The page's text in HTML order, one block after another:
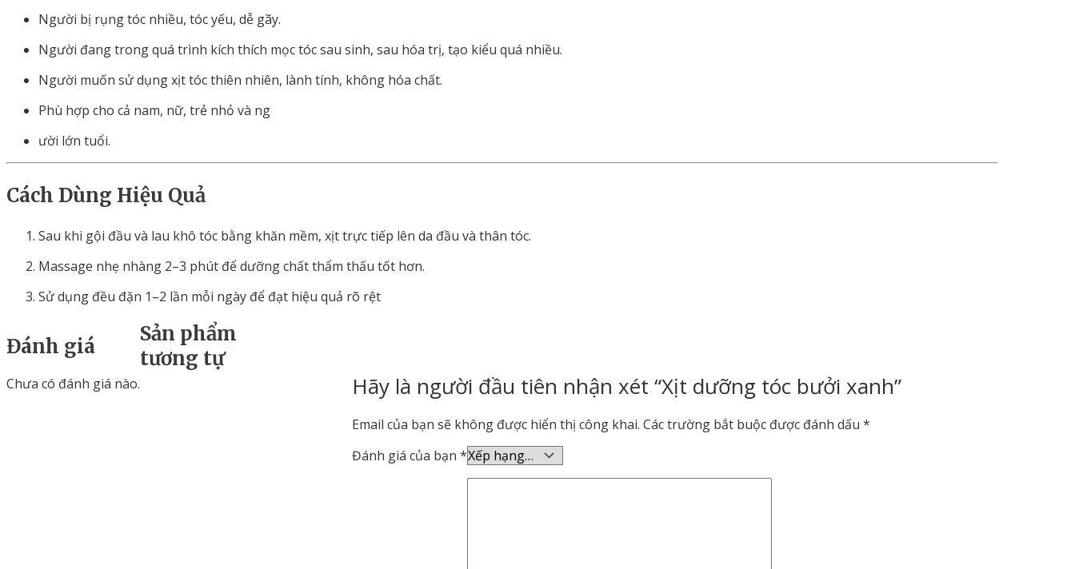
Người bị rụngtóc nhiều, tócyếu, dễ gãy.
Người đangtrongquá trình kích thích mọctócsau sinh, sau hóa trị, tạo kiểu quá nhiều.
Người muốn sửdụngxịttócthiên nhiên, lành tính, không hóa chất.
Phù hợp cho cả nam, nữ, trẻ nhỏ và ng
ười lớn tuổi.
Cách Dùng Hiệu Quả
Sau khi gội đầu và lau khô tóc bằng khăn mềm, xịttrựctiếp lên da đầu và thân tóc.
Massage nhẹ nhàng 2–3 phút đểdưỡngchấtthẩm thấu tốt hơn.
Sửdụng đều đặn 1–2 lần mỗi ngày để đạt hiệu quả rõ rệt
Đánh giá
Chưa có đánh giá nào. Hãy là người đầu tiên nhận xét “Xịt dưỡng tóc bưởi xanh”
Email của bạn sẽ không được hiển thị công khai. Các trường bắt buộc được đánh dấu*
Đánh giá của bạn*
Sản phẩm
tương tự